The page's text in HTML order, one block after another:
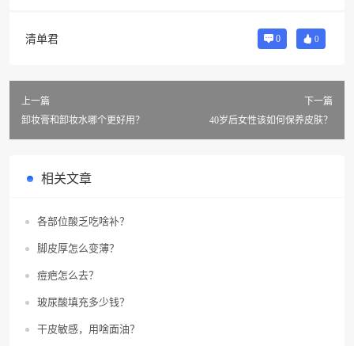
清单君 0 0
上一篇
卸妆膏和卸妆水哪个更好用？
下一篇
40岁后女性该如何保养皮肤？
相关文章
各部位酸乏吃啥补？
脚皮厚怎么变薄？
痘疤怎么去？
玻尿酸填充多少钱？
干皮敏感，用啥面油？